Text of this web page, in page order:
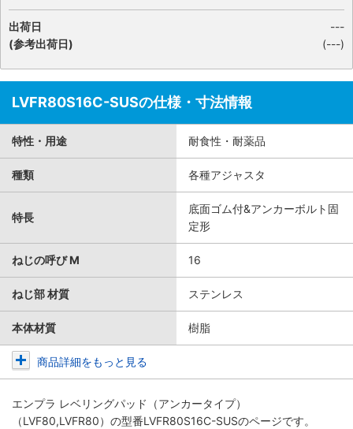
出荷日
(参考出荷日)
---
(---)
LVFR80S16C-SUSの仕様・寸法情報
特性・用途 耐食性・耐薬品
種類 各種アジャスタ
特長
底面ゴム付&アンカーボルト固
定形
ねじの呼び M 16
ねじ部 材質 ステンレス
本体材質 樹脂
商品詳細をもっと見る
エンプラ レベリングパッド（アンカータイプ）
（LVF80,LVFR80） の型番LVFR80S16C-SUSのページです。